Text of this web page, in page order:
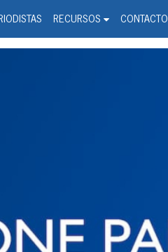
RECURSOS CONTACTO
Release